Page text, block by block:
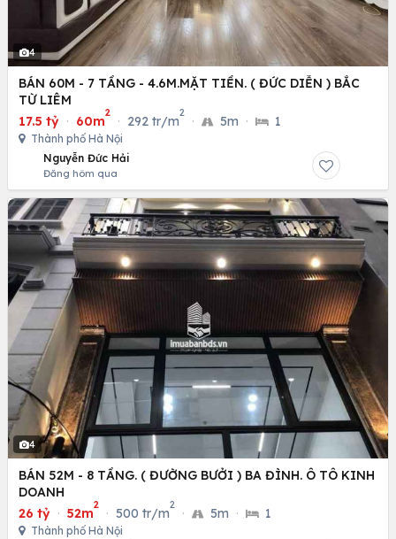
4
BÁN 60M - 7 TẦNG - 4.6M.MẶT TIỀN. ( ĐỨC DIỄN ) BẮC
TỪ LIÊM
17.5 tỷ · 60m
2
· 292 tr/m
2
· 5m · 1
Thành phố Hà Nội
Nguyễn Đức Hải
Đăng hôm qua
4
BÁN 52M - 8 TẦNG. ( ĐƯỜNG BƯỞI ) BA ĐÌNH. Ô TÔ KINH
DOANH
26 tỷ · 52m
2
· 500 tr/m
2
· 5m · 1
Thành phố Hà Nội